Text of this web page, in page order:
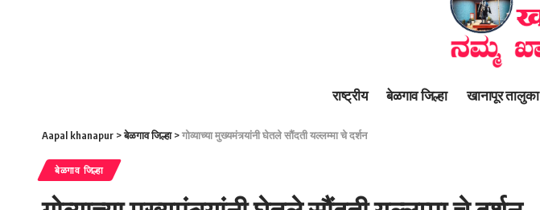
राष्ट्रीय बेळगाव जिल्हा खानापूर तालुका
Aapal khanapur >बेळगाव जिल्हा>गोव्याच्या मुख्यमंत्र्यांनी घेतले सौंदती यल्लम्मा चे दर्शन
बेळगाव जिल्हा